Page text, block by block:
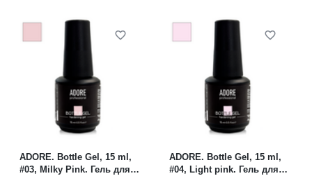
ADORE. Bottle Gel, 15 ml,
#03, Milky Pink. Гель для
ADORE. Bottle Gel, 15 ml,
#04, Light pink. Гель для